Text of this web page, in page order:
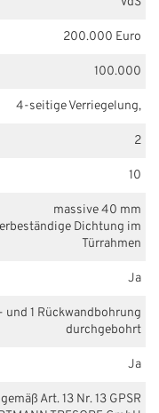
200.000 Euro
100.000
4-seitige Verriegelung,
2
10
massive 40 mm
Dichtung im
Türrahmen
Ja
und 1 Rückwandbohrung
durchgebohrt
Ja
Art. 13 Nr. 13 GPSR